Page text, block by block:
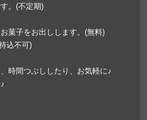
。(不定期)
菓子をお出しします。(無料)
込不可)
時間つぶししたり、お気軽に♪